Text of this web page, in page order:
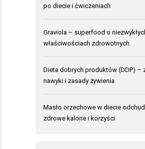
po diecie i ćwiczeniach
Graviola – superfood o
właściwościach zdrowotnych
Dieta dobrych produktów (DDP) –
nawyki i zasady żywienia
Masło orzechowe w diecie
zdrowe kalorie i korzyści